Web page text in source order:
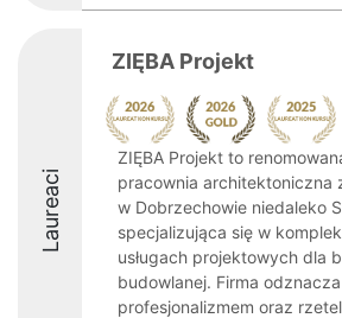
Laureaci
ZIĘBA Projekt
ZIĘBA Projekt to
pracownia architektoniczna
w Dobrzechowie niedaleko
specjalizująca się w
usługach projektowych dla
budowlanej. Firma
profesjonalizmem oraz